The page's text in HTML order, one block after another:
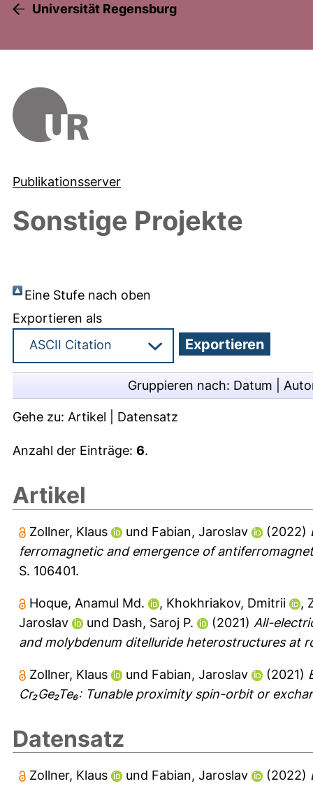
Universität Regensburg
Publikationsserver
Sonstige Projekte
Eine Stufe nach oben
Exportieren als
Gruppieren nach: Datum
Gehe zu: Artikel Datensatz
Anzahl der Einträge: 6.
Artikel
Zollner, Klaus und Fabian, Jaroslav (2022)
ferromagnetic and emergence of
S. 106401.
Hoque, Anamul Md. , Khokhriakov, Dmitrii ,
Jaroslav
und Dash, Saroj P. (2021) All-
and molybdenum ditelluride heterostructures at
Zollner, Klaus und Fabian, Jaroslav (2021)
Cr₂Ge₂Te₆: Tunable proximity spin-orbit or
Datensatz
Zollner, Klaus und Fabian, Jaroslav (2022)